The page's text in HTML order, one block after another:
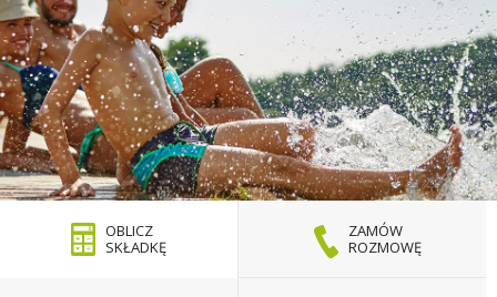
OBLICZ
SKŁADKĘ
ZAMÓW
ROZMOWĘ